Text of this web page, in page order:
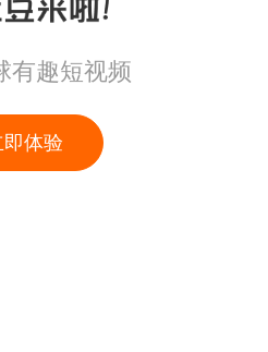
有趣短视频
即体验